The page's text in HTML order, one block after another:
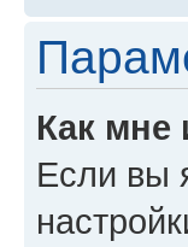
Как мне
Если вы